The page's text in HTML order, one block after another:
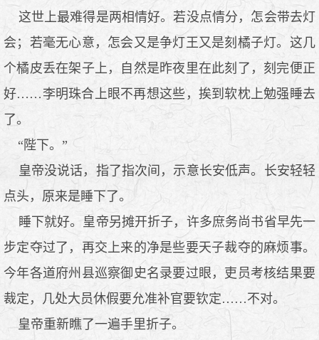
这世上最难得是两相情好。若没点情分，怎会带去灯
会；若毫无心意，怎会又是争灯王又是刻橘子灯。这几
个橘皮丢在架子上，自然是昨夜里在此刻了，刻完便正
好……李明珠合上眼不再想这些，挨到软枕上勉强睡去
了。
“陛下。”
皇帝没说话，指了指次间，示意长安低声。长安轻轻
点头，原来是睡下了。
睡下就好。皇帝另摊开折子，许多庶务尚书省早先一
步定夺过了，再交上来的净是些要天子裁夺的麻烦事。
今年各道府州县巡察御史名录要过眼，吏员考核结果要
裁定，几处大员休假要允准补官要钦定……不对。
皇帝重新瞧了一遍手里折子。